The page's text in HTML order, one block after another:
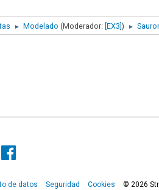
► Modelado (Moderador: [EX3]) ►
de datos Seguridad Cookies © 2026